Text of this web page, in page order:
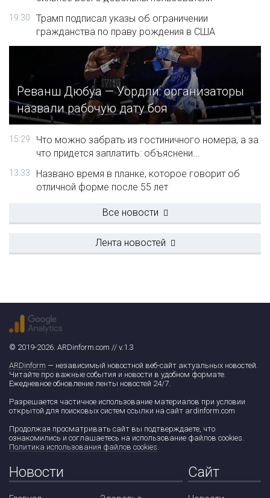
19:30
Трамп подписал указы об ограничении
гражданства по праву рождения в США
Реванш Дюбуа — Уордли: организаторы
назвали рабочую дату боя
15:29
Что можно забрать из гостиничного номера, а за
что придется заплатить: объяснени...
13:33
Названо время в планке, которое говорит об
отличной форме после 55 лет
Все новости
Лента новостей
© 2019-2026. ARDinform.com // v.1.3
ARDinform — независимый новостной веб-сайт актуальных новостей.
Читайте про важные события и новости в удобном формате.
Ежедневное обновление ленты новостей 24/7.
Разрешается частичное использование материалов при условии
открытой для поисковых систем ссылки на сайт ardinform.com
Продолжая просматривать сайт вы подтверждаете, что
ознакомились и соглашаетесь на использование файлов cookies.
Политика использования файлов cookies.
Новости Сайт